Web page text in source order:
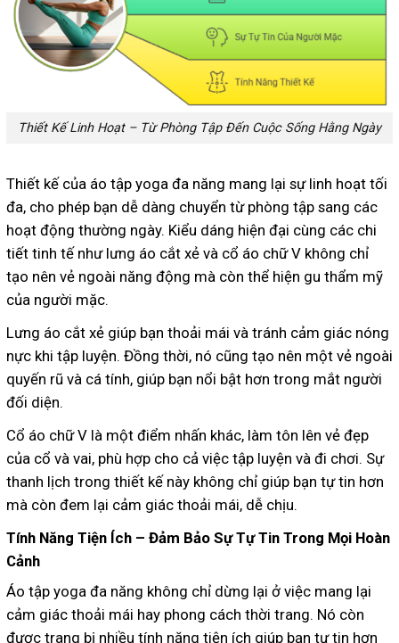
Thiết Kế Linh Hoạt – Từ Phòng Tập Đến Cuộc Sống Hằng Ngày
Thiết kế của áo tập yoga đa năng mang lại sự linh hoạt tối
đa, cho phép bạn dễ dàng chuyển từ phòng tập sang các
hoạt động thường ngày. Kiểu dáng hiện đại cùng các chi
tiết tinh tế như lưng áo cắt xẻ và cổ áo chữ V không chỉ
tạo nên vẻ ngoài năng động mà còn thể hiện gu thẩm mỹ
của người mặc.
Lưng áo cắt xẻ giúp bạn thoải mái và tránh cảm giác nóng
nực khi tập luyện. Đồng thời, nó cũng tạo nên một vẻ ngoài
quyến rũ và cá tính, giúp bạn nổi bật hơn trong mắt người
đối diện.
Cổ áo chữ V là một điểm nhấn khác, làm tôn lên vẻ đẹp
của cổ và vai, phù hợp cho cả việc tập luyện và đi chơi. Sự
thanh lịch trong thiết kế này không chỉ giúp bạn tự tin hơn
mà còn đem lại cảm giác thoải mái, dễ chịu.
Tính Năng Tiện Ích – Đảm Bảo Sự Tự Tin Trong Mọi Hoàn
Cảnh
Áo tập yoga đa năng không chỉ dừng lại ở việc mang lại
cảm giác thoải mái hay phong cách thời trang. Nó còn
được trang bị nhiều tính năng tiện ích giúp bạn tự tin hơn